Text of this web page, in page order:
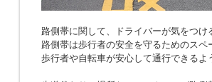
路側帯に関して、ドライバーが気をつけ
路側帯は歩行者の安全を守るためのス
歩行者や自転車が安心して通行できる